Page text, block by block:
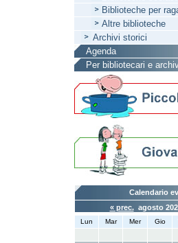
Biblioteche per
Altre biblioteche
Archivi storici
Agenda
Per bibliotecari e
Calendario
« prec.agosto
Lun Mar Mer Gio